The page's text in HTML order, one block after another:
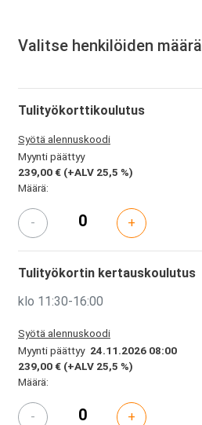
Valitse henkilöiden määrä
Tulityökorttikoulutus
Syötä alennuskoodi
Myynti päättyy
239,00 € (+ALV 25,5 %)
Määrä:
- +
Tulityökortin kertauskoulutus
klo 11:30-16:00
Syötä alennuskoodi
Myynti päättyy 24.11.2026 08:00
239,00 € (+ALV 25,5 %)
Määrä:
- +